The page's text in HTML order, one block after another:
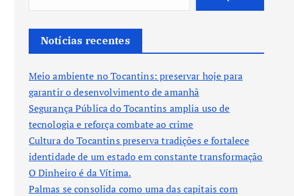
Notícias recentes
Meio ambiente no Tocantins: preservar hoje para
garantir o desenvolvimento de amanhã
Segurança Pública do Tocantins amplia uso de
tecnologia e reforça combate ao crime
Cultura do Tocantins preserva tradições e fortalece
identidade de um estado em constante transformação
O Dinheiro é da Vítima.
Palmas se consolida como uma das capitais com